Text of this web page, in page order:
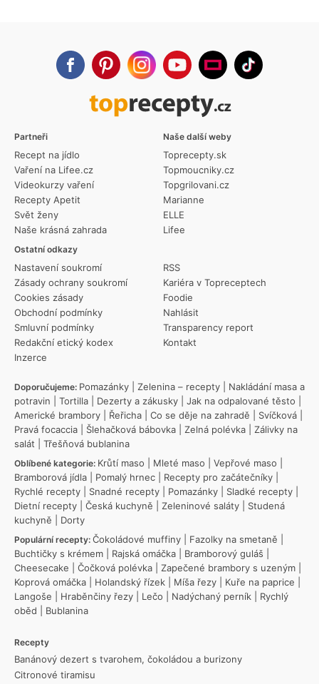
Partneři
Recept na jídlo
Vaření na Lifee.cz
Videokurzy vaření
Recepty Apetit
Svět ženy
Naše krásná zahrada
Ostatní odkazy
Nastavení soukromí
Zásady ochrany soukromí
Cookies zásady
Obchodní podmínky
Smluvní podmínky
Redakční etický kodex
Inzerce
RSS
Kariéra v Topreceptech
Foodie
Nahlásit
Transparency report
Kontakt
Naše další weby
Toprecepty.sk
Topmoucniky.cz
Topgrilovani.cz
Marianne
ELLE
Lifee
Doporučujeme: Pomazánky Zelenina – recepty
Nakládání masa a
potravin
Tortilla Dezerty a zákusky Jak na odpalované těsto
Americké brambory
Řeřicha Co se děje na zahradě Svíčková
Pravá focaccia
Šlehačková bábovka Zelná polévka
Zálivky na
salát
Třešňová bublanina
Oblíbené kategorie: Krůtí maso Mleté maso Vepřové maso
Bramborová jídla
Pomalý hrnec Recepty pro začátečníky
Rychlé recepty
Snadné recepty Pomazánky Sladké recepty
Dietní recepty
Česká kuchyně Zeleninové saláty
Studená
kuchyně
Dorty
Populární recepty: Čokoládové muffiny Fazolky na smetaně
Buchtičky s krémem
Rajská omáčka Bramborový guláš
Cheesecake
Čočková polévka Zapečené brambory s uzeným
Koprová omáčka
Holandský řízek Míša řezy Kuře na paprice
Langoše
Hraběnčiny řezy Lečo Nadýchaný perník
Rychlý
oběd
Bublanina
Recepty
Banánový dezert s tvarohem, čokoládou a burizony
Citronové tiramisu